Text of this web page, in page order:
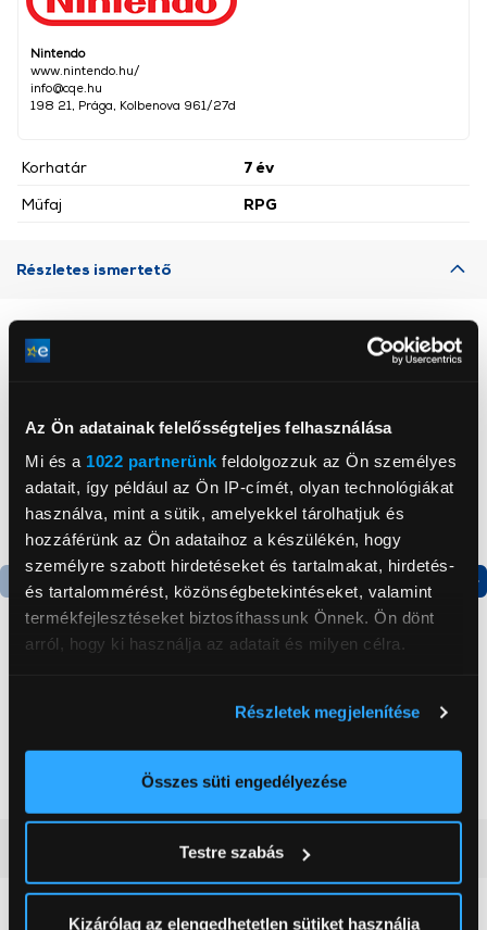
Az Ön adatainak felelősségteljes felhasználása
Mi és a 1022 partnerünk feldolgozzuk az Ön személyes
adatait, így például az Ön IP-címét, olyan technológiákat
használva, mint a sütik, amelyekkel tárolhatjuk és
hozzáférünk az Ön adataihoz a készülékén, hogy
személyre szabott hirdetéseket és tartalmakat, hirdetés-
és tartalommérést, közönségbetekintéseket, valamint
termékfejlesztéseket biztosíthassunk Önnek. Ön dönt
arról, hogy ki használja az adatait és milyen célra.
elhelyezkedéséről pár méteres pontossággal
Az Ön készülékén beazonosítása annak konkrét
módjairól és adja meg preferenciáit aRészletek
pontban. Bármikor módosíthatja vagy visszavonhatja a
Sütinyilatkozathoz való hozzájárulását.
Részletek megjelenítése
Összes süti engedélyezése
Testre szabás
Kizárólag az elengedhetetlen sütiket használja
Nintendo
www.nintendo.hu/
info@cqe.hu
198 21, Prága, Kolbenova 961/27d
Korhatár
7 év
Műfaj
RPG
Részletes ismertető
Termék adatlap Termék adatlap
Alulfagyasztós
(0)